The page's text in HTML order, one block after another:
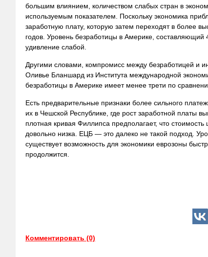
большим влиянием, количеством слабых стран в
используемым показателем. Поскольку экономика
заработную плату, которую затем переходят в более
годов. Уровень безработицы в Америке,
удивление слабой.
Другими словами, компромисс между безработицей и
Оливье Бланшард из Института международной
безработицы в Америке имеет менее трети по
Есть предварительные признаки более сильного
их в Чешской Республике, где рост заработной платы
плотная кривая Филлипса предполагает, что
довольно низка. ЕЦБ — это далеко не такой подход.
существует возможность для экономики еврозоны
продолжится.
Комментировать (0)